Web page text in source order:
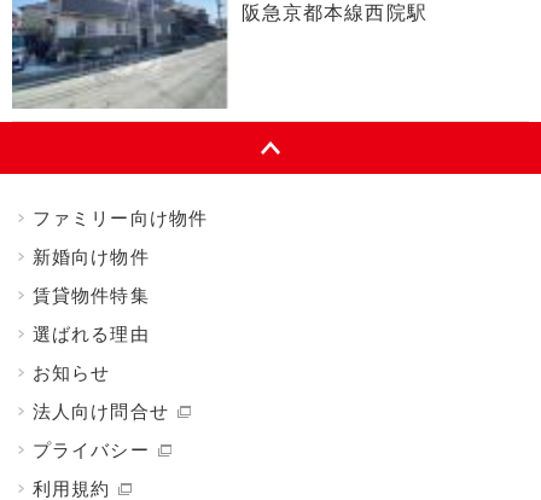
阪急京都本線西院駅
ファミリー向け物件
新婚向け物件
賃貸物件特集
選ばれる理由
お知らせ
法人向け問合せ
プライバシー
利用規約